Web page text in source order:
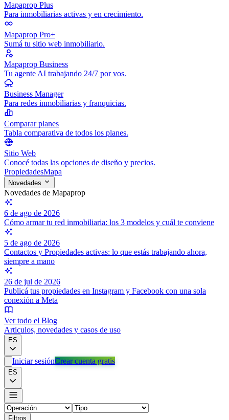
Mapaprop Plus
Para inmobiliarias activas y en crecimiento.
Mapaprop Pro+
Sumá tu sitio web inmobiliario.
Mapaprop Business
Tu agente AI trabajando 24/7 por vos.
Business Manager
Para redes inmobiliarias y franquicias.
Comparar planes
Tabla comparativa de todos los planes.
Sitio Web
Conocé todas las opciones de diseño y precios.
PropiedadesMapa
Novedades
Novedades de Mapaprop
6 de ago de 2026
Cómo armar tu red inmobiliaria: los 3 modelos y cuál te conviene
5 de ago de 2026
Contactos y Propiedades activas: lo que estás trabajando ahora,
siempre a mano
26 de jul de 2026
Publicá tus propiedades en Instagram y Facebook con una sola
conexión a Meta
Ver todo el Blog
Articulos, novedades y casos de uso
ES
Iniciar sesiónCrear cuenta gratis
ES
Filtros